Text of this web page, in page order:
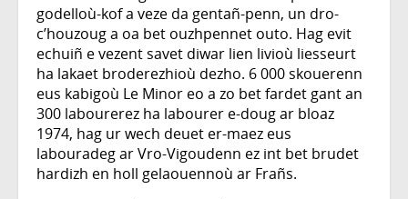
godelloù-kof a veze da gentañ-penn, un dro-
c’houzoug a oa bet ouzhpennet outo. Hag evit
echuiñ e vezent savet diwar lien livioù liesseurt
ha lakaet broderezhioù dezho. 6 000 skouerenn
eus kabigoù Le Minor eo a zo bet fardet gant an
300 labourerez ha labourer e-doug ar bloaz
1974, hag ur wech deuet er-maez eus
labouradeg ar Vro-Vigoudenn ez int bet brudet
hardizh en holl gelaouennoù ar Frañs.